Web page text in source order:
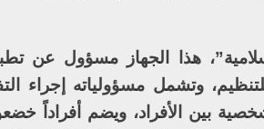
هذا الجهاز مسؤول عن
وتشمل مسؤولياته إجراء
بين الأفراد، ويضم أفراداً